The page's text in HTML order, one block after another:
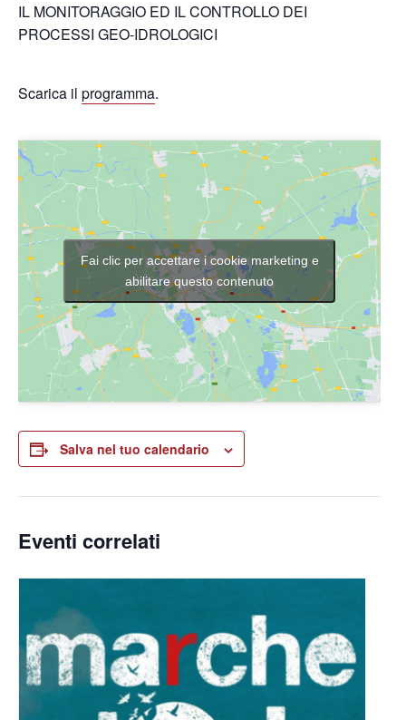
IL MONITORAGGIO ED IL CONTROLLO DEI
PROCESSI GEO-IDROLOGICI
Scarica il programma.
Fai clic per accettare i cookie marketing e
abilitare questo contenuto
Salva nel tuo calendario
Eventi correlati